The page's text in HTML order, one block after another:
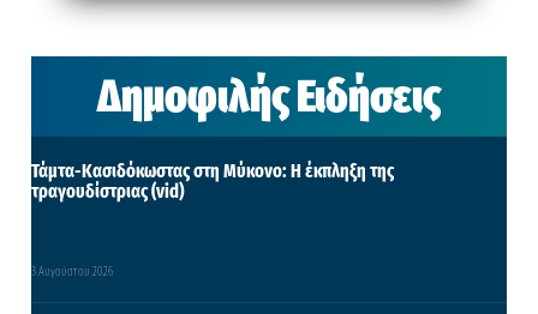
Δημοφιλής Ειδήσεις
Τάμτα-Κασιδόκωστας στη Μύκονο: Η έκπληξη της
τραγουδίστριας (vid)
3 Αυγούστου 2026